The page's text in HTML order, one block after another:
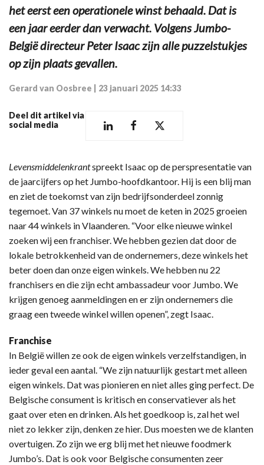
het eerst een operationele winst behaald. Dat is
een jaar eerder dan verwacht. Volgens Jumbo-
België directeur Peter Isaac zijn alle puzzelstukjes
op zijn plaats gevallen.
Gerard van Oosbree 23 januari 2025 14:33
Deel dit artikel via
social media
Levensmiddelenkrantspreekt Isaac op de perspresentatie van
de jaarcijfers op het Jumbo-hoofdkantoor. Hij is een blij man
en ziet de toekomst van zijn bedrijfsonderdeel zonnig
tegemoet. Van 37 winkels nu moet de keten in 2025 groeien
naar 44 winkels in Vlaanderen. “Voor elke nieuwe winkel
zoeken wij een franchiser. We hebben gezien dat door de
lokale betrokkenheid van de ondernemers, deze winkels het
beter doen dan onze eigen winkels. We hebben nu 22
franchisers en die zijn echt ambassadeur voor Jumbo. We
krijgen genoeg aanmeldingen en er zijn ondernemers die
graag een tweede winkel willen openen”, zegt Isaac.
Franchise
In België willen ze ook de eigen winkels verzelfstandigen, in
ieder geval een aantal. “We zijn natuurlijk gestart met alleen
eigen winkels. Dat was pionieren en niet alles ging perfect. De
Belgische consument is kritisch en conservatiever als het
gaat over eten en drinken. Als het goedkoop is, zal het wel
niet zo lekker zijn, denken ze hier. Dus moesten we de klanten
overtuigen. Zo zijn we erg blij met het nieuwe foodmerk
Jumbo’s. Dat is ook voor Belgische consumenten zeer